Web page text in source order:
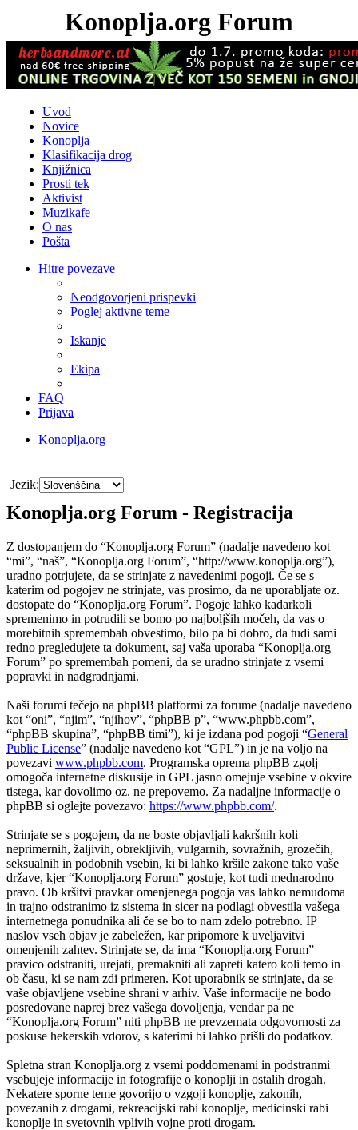
Konoplja.org Forum
Uvod
Novice
Konoplja
Klasifikacija drog
Knjižnica
Prosti tek
Aktivist
Muzikafe
O nas
Pošta
Hitre povezave
Neodgovorjeni prispevki
Poglej aktivne teme
Iskanje
Ekipa
FAQ
Prijava
Konoplja.org
Jezik:
Konoplja.org Forum - Registracija
Z dostopanjem do “Konoplja.org Forum” (nadalje navedeno kot
“mi”, “naš”, “Konoplja.org Forum”, “http://www.konoplja.org”),
uradno potrjujete, da se strinjate z navedenimi pogoji. Če se s
katerim od pogojev ne strinjate, vas prosimo, da ne uporabljate oz.
dostopate do “Konoplja.org Forum”. Pogoje lahko kadarkoli
spremenimo in potrudili se bomo po najboljših močeh, da vas o
morebitnih spremembah obvestimo, bilo pa bi dobro, da tudi sami
redno pregledujete ta dokument, saj vaša uporaba “Konoplja.org
Forum” po spremembah pomeni, da se uradno strinjate z vsemi
popravki in nadgradnjami.
Naši forumi tečejo na phpBB platformi za forume (nadalje navedeno
kot “oni”, “njim”, “njihov”, “phpBB p”, “www.phpbb.com”,
“phpBB skupina”, “phpBB timi”), ki je izdana pod pogoji “General
Public License” (nadalje navedeno kot “GPL”) in je na voljo na
povezavi www.phpbb.com. Programska oprema phpBB zgolj
omogoča internetne diskusije in GPL jasno omejuje vsebine v okvire
tistega, kar dovolimo oz. ne prepovemo. Za nadaljne informacije o
phpBB si oglejte povezavo: https://www.phpbb.com/.
Strinjate se s pogojem, da ne boste objavljali kakršnih koli
neprimernih, žaljivih, obrekljivih, vulgarnih, sovražnih, grozečih,
seksualnih in podobnih vsebin, ki bi lahko kršile zakone tako vaše
države, kjer “Konoplja.org Forum” gostuje, kot tudi mednarodno
pravo. Ob kršitvi pravkar omenjenega pogoja vas lahko nemudoma
in trajno odstranimo iz sistema in sicer na podlagi obvestila vašega
internetnega ponudnika ali če se bo to nam zdelo potrebno. IP
naslov vseh objav je zabeležen, kar pripomore k uveljavitvi
omenjenih zahtev. Strinjate se, da ima “Konoplja.org Forum”
pravico odstraniti, urejati, premakniti ali zapreti katero koli temo in
ob času, ki se nam zdi primeren. Kot uporabnik se strinjate, da se
vaše objavljene vsebine shrani v arhiv. Vaše informacije ne bodo
posredovane naprej brez vašega dovoljenja, vendar pa ne
“Konoplja.org Forum” niti phpBB ne prevzemata odgovornosti za
poskuse hekerskih vdorov, s katerimi bi lahko prišli do podatkov.
Spletna stran Konoplja.org z vsemi poddomenami in podstranmi
vsebujeje informacije in fotografije o konoplji in ostalih drogah.
Nekatere sporne teme govorijo o vzgoji konoplje, zakonih,
povezanih z drogami, rekreacijski rabi konoplje, medicinski rabi
konoplje in svetovnih vplivih vojne proti drogam.